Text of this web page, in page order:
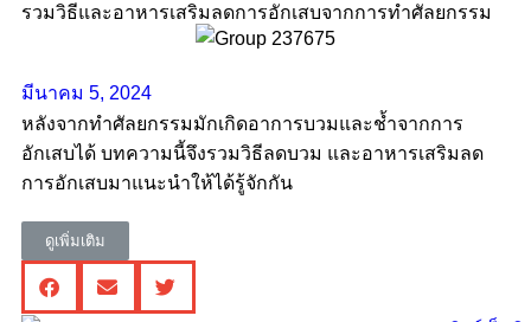
รวมวิธีและอาหารเสริมลดการอักเสบจากการทำศัลยกรรม
มีนาคม 5, 2024
หลังจากทำศัลยกรรมมักเกิดอาการบวมและช้ำจากการ
อักเสบได้ บทความนี้จึงรวมวิธีลดบวม และอาหารเสริมลด
การอักเสบมาแนะนำให้ได้รู้จักกัน
ดูเพิ่มเติม